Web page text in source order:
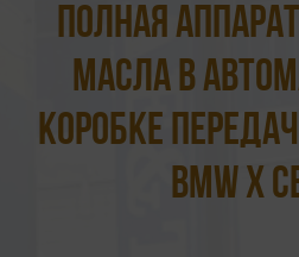
Полная
масла в
коробке
BMW X